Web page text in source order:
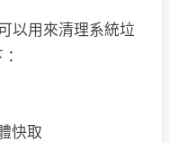
以用來清理系統垃
快取